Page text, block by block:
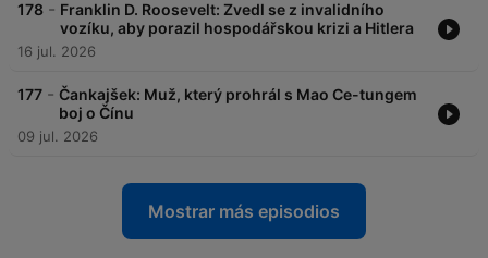
178 - Franklin D. Roosevelt: Zvedl se z invalidního
vozíku, aby porazil hospodářskou krizi a Hitlera
16 jul. 2026
177 - Čankajšek: Muž, který prohrál s Mao Ce-tungem
boj o Čínu
09 jul. 2026
Mostrar más episodios